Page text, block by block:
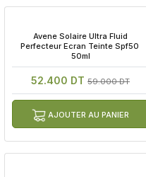
Avene Solaire Ultra Fluid
Perfecteur Ecran Teinte Spf50
50ml
52.400 DT 59.000 DT
AJOUTER AU PANIER